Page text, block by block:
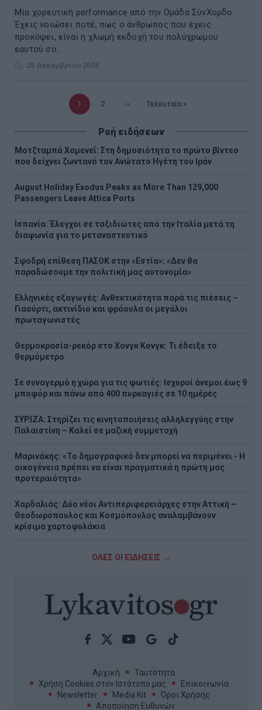
Μία χορευτική performance από την Ομάδα ΣύνΧορδο.
Έχεις νοιώσει ποτέ, πως ο άνθρωπος που έχεις
προκύψει, είναι η χλωμή εκδοχή του πολύχρωμου
εαυτού σο...
25 Δεκεμβρίου 2024
Τρέχουσα
1 Σελίδα
2 Επόμενη
›› Τελευταία
Τελευταία »
Ροή ειδήσεων
Μοτζταμπά Χαμενεΐ: Στη δημοσιότητα το πρώτο βίντεο
που δείχνει ζωντανό τον Ανώτατο Ηγέτη του Ιράν
August Holiday Exodus Peaks as More Than 129,000
Passengers Leave Attica Ports
Ισπανία: Έλεγχοι σε ταξιδιώτες από την Ιταλία μετά τη
διαφωνία για το μεταναστευτικό
Σφοδρή επίθεση ΠΑΣΟΚ στην «Εστία»: «Δεν θα
παραδώσουμε την πολιτική μας αυτονομία»
Ελληνικές εξαγωγές: Ανθεκτικότητα παρά τις πιέσεις –
Γιαούρτι, ακτινίδιο και φράουλα οι μεγάλοι
πρωταγωνιστές
Θερμοκρασία-ρεκόρ στο Χονγκ Κονγκ: Τι έδειξε το
θερμόμετρο
Σε συναγερμό η χώρα για τις φωτιές: Ισχυροί άνεμοι έως 9
μποφόρ και πάνω από 400 πυρκαγιές σε 10 ημέρες
ΣΥΡΙΖΑ: Στηρίζει τις κινητοποιήσεις αλληλεγγύης στην
Παλαιστίνη – Καλεί σε μαζική συμμετοχή
Μαρινάκης: «Το δημογραφικό δεν μπορεί να περιμένει - Η
οικογένεια πρέπει να είναι πραγματικά η πρώτη μας
προτεραιότητα»
Χαρδαλιάς: Δύο νέοι Αντιπεριφερειάρχες στην Αττική –
Θεοδωρόπουλος και Κοσμόπουλος αναλαμβάνουν
κρίσιμα χαρτοφυλάκια
ΟΛΕΣ ΟΙ ΕΙΔΗΣΕΙΣ →
Αρχική
Ταυτότητα
Χρήση Cookies στον Ιστότοπο μας
Επικοινωνία
Newsletter
Media Kit
Όροι Χρήσης
Αποποίηση Ευθυνών